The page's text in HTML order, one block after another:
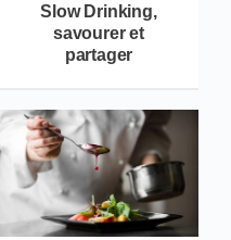
Slow Drinking,
savourer et
partager